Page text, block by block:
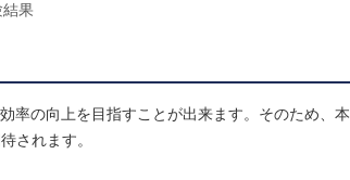
果
率の向上を目指すことが出来ます。そのため、本
されます。